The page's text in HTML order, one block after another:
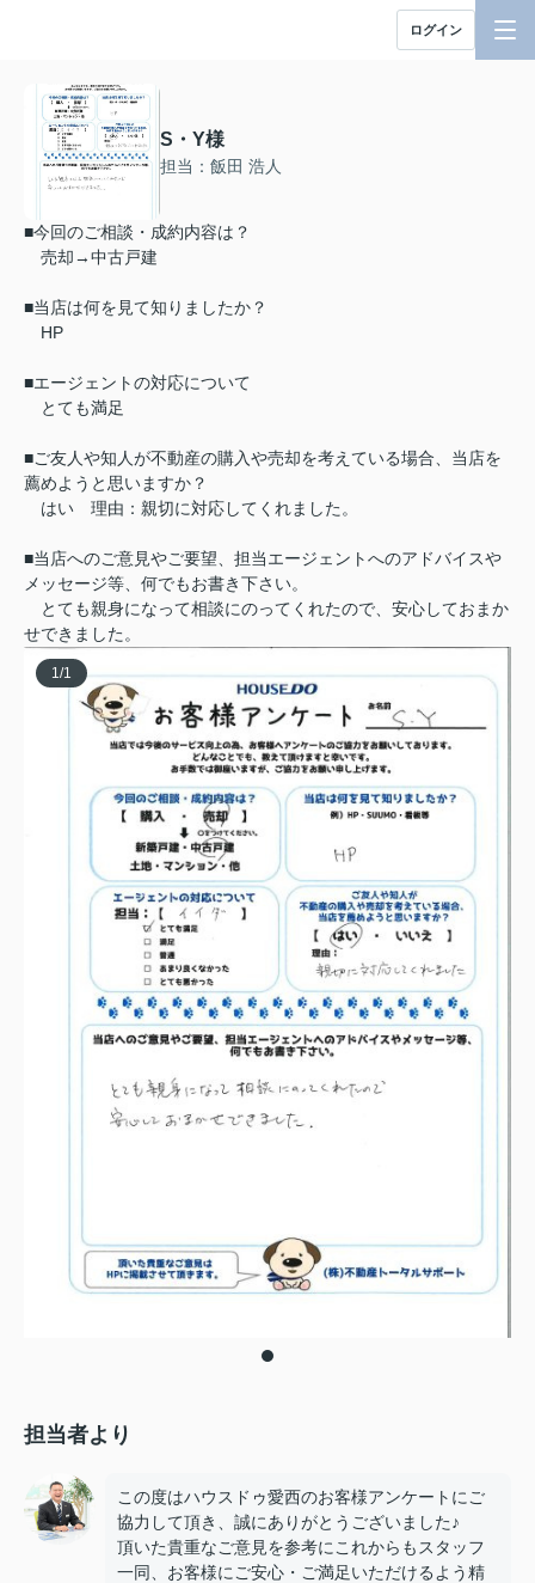
ログイン
S・Y様
担当：飯田 浩人
■今回のご相談・成約内容は？
売却→中古戸建
■当店は何を見て知りましたか？
HP
■エージェントの対応について
とても満足
■ご友人や知人が不動産の購入や売却を考えている場合、当店を
薦めようと思いますか？
はい 理由：親切に対応してくれました。
■当店へのご意見やご要望、担当エージェントへのアドバイスや
メッセージ等、何でもお書き下さい。
とても親身になって相談にのってくれたので、安心しておまか
せできました。
1/1
担当者より
この度はハウスドゥ愛西のお客様アンケートにご
協力して頂き、誠にありがとうございました♪
頂いた貴重なご意見を参考にこれからもスタッフ
一同、お客様にご安心・ご満足いただけるよう精